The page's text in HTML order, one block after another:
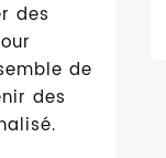
des
de
des